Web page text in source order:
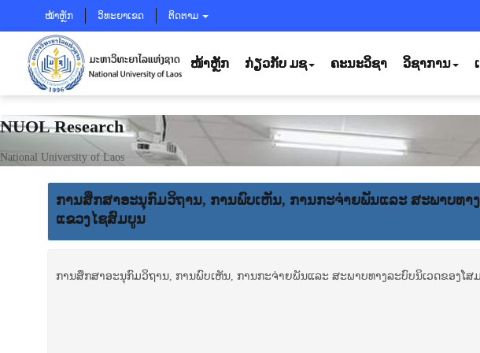
ໝ້າຫຼັກ ວິທະຍາເຂດ ຕິດຕາມ
ໜ້າຫຼັກ ກ່ຽວກັບ ມຊ ຄະນະວິຊາ ວິຊາການ
NUOL Research
National University of Laos
ການ​ສຶກ​ສາ​ອະ​ນຸ​ກົມ​ວິ​ຖານ, ການ​ພົບ​ເຫັນ, ການ​ກະ​ຈ່າຍ​ພັນແລະ ສະ​ພາບ​ທາງ​
ແຂວງ​ໄຊສົມບູນ
ການ​ສຶກ​ສາ​ອະ​ນຸ​ກົມ​ວິ​ຖານ, ການ​ພົບ​ເຫັນ, ການ​ກະ​ຈ່າຍ​ພັນແລະ ສະ​ພາບ​ທາງ​ລະ​ບົບ​ນິ​ເວດ​ຂອງ​ໂສມ​​